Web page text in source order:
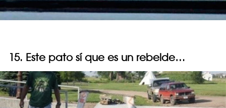
15. Este pato sí que es un rebelde…